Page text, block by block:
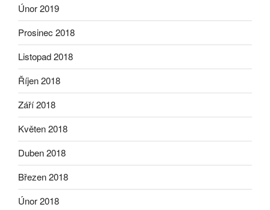
Únor 2019
Prosinec 2018
Listopad 2018
Říjen 2018
Září 2018
Květen 2018
Duben 2018
Březen 2018
Únor 2018